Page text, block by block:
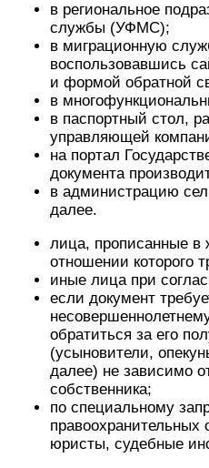
в региональное
службы (УФМС);
в миграционную
воспользовавшись
и формой обратной
в
в паспортный стол,
управляющей
на портал
документа
в администрацию
далее.
лица, прописанные
отношении которого
иные лица при
если документ
обратиться за его
(усыновители,
далее) не зависимо
собственника;
по специальному
правоохранительных
юристы, судебные